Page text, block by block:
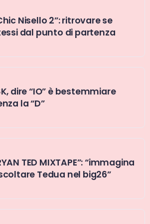
Nisello 2”: ritrovare se
dal punto di partenza
dire “IO” è bestemmiare
la “D”
TED MIXTAPE”: “immagina
Tedua nel big26”